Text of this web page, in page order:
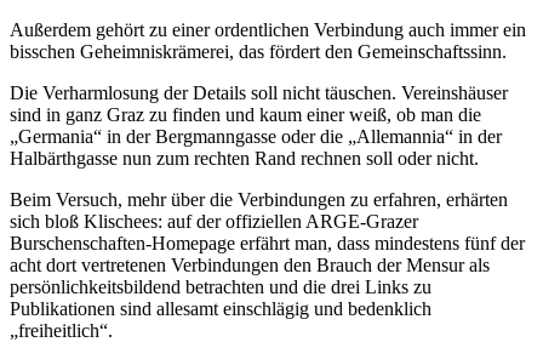
Außerdem gehört zu einer ordentlichen Verbindung auch immer ein
bisschen Geheimniskrämerei, das fördert den Gemeinschaftssinn.
Die Verharmlosung der Details soll nicht täuschen. Vereinshäuser
sind in ganz Graz zu finden und kaum einer weiß, ob man die
„Germania“ in der Bergmanngasse oder die „Allemannia“ in der
Halbärthgasse nun zum rechten Rand rechnen soll oder nicht.
Beim Versuch, mehr über die Verbindungen zu erfahren, erhärten
sich bloß Klischees: auf der offiziellen ARGE-Grazer
Burschenschaften-Homepage erfährt man, dass mindestens fünf der
acht dort vertretenen Verbindungen den Brauch der Mensur als
persönlichkeitsbildend betrachten und die drei Links zu
Publikationen sind allesamt einschlägig und bedenklich
„freiheitlich“.